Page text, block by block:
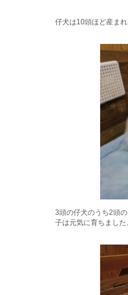
仔犬は10頭ほど産ま
3頭の仔犬のうち2頭
子は元気に育ちました